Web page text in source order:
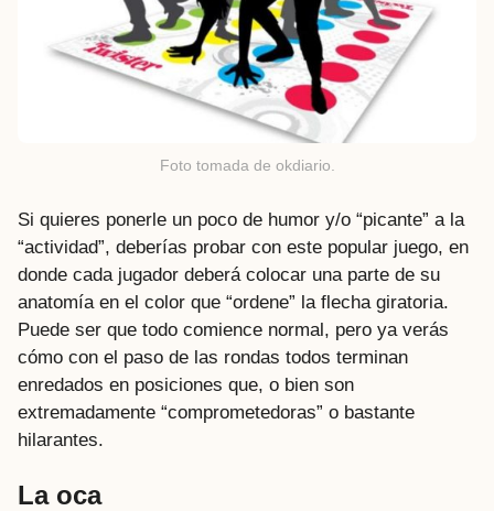
Foto tomada de okdiario.
Si quieres ponerle un poco de humor y/o “picante” a la
“actividad”, deberías probar con este popular juego, en
donde cada jugador deberá colocar una parte de su
anatomía en el color que “ordene” la flecha giratoria.
Puede ser que todo comience normal, pero ya verás
cómo con el paso de las rondas todos terminan
enredados en posiciones que, o bien son
extremadamente “comprometedoras” o bastante
hilarantes.
La oca